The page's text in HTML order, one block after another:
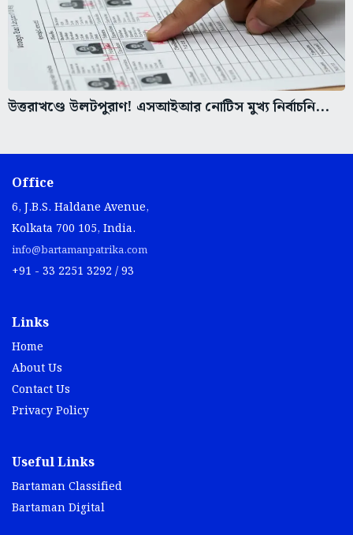
উত্তরাখণ্ডে উলটপুরাণ! এসআইআর নোটিস মুখ্য নির্বাচনি...
Office
6, J.B.S. Haldane Avenue,
Kolkata 700 105, India.
info@bartamanpatrika.com
+91 - 33 2251 3292 / 93
Links
Home
About Us
Contact Us
Privacy Policy
Useful Links
Bartaman Classified
Bartaman Digital